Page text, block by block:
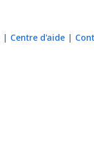
Centre d'aide